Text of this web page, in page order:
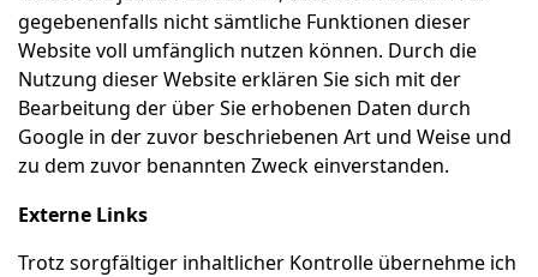
gegebenenfalls nicht sämtliche Funktionen dieser
Website voll umfänglich nutzen können. Durch die
Nutzung dieser Website erklären Sie sich mit der
Bearbeitung der über Sie erhobenen Daten durch
Google in der zuvor beschriebenen Art und Weise und
zu dem zuvor benannten Zweck einverstanden.
Externe Links
Trotz sorgfältiger inhaltlicher Kontrolle übernehme ich